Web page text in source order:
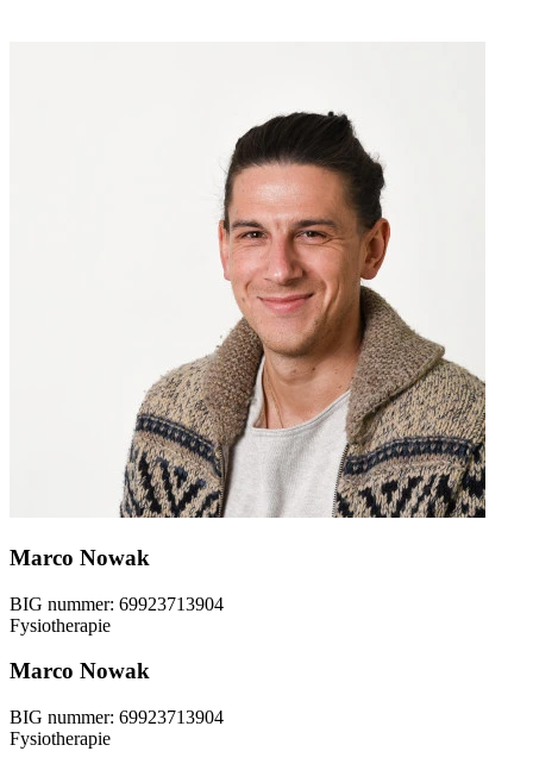
Marco Nowak
BIG nummer: 69923713904
Fysiotherapie
Marco Nowak
BIG nummer: 69923713904
Fysiotherapie